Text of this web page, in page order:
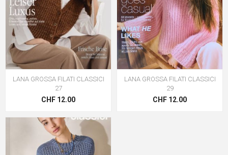
LANA GROSSA FILATI CLASSICI
27
CHF 12.00
LANA GROSSA FILATI CLASSICI
29
CHF 12.00